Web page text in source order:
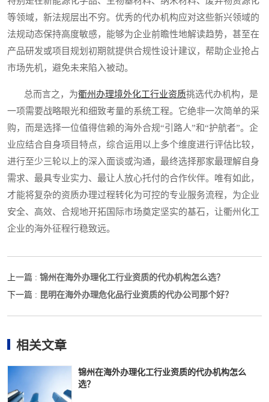
等领域，新法规层出不穷。优秀的代办机构应对这些新兴领域的
法规动态保持高度敏感，能够为企业前瞻性地解读趋势，甚至在
产品研发或项目规划初期就提供合规性设计建议，帮助企业抢占
市场先机，避免未来陷入被动。
总而言之，为衢州办理境外化工行业资质挑选代办机构，是
一项需要战略眼光和细致考量的系统工程。它绝非一次简单的采
购，而是选择一位值得信赖的海外合规“引路人”和“护航者”。企
业应结合自身项目特点，综合运用以上多个维度进行评估比较，
进行至少三轮以上的深入面谈或沟通，最终选择那家最理解自身
需求、最具专业实力、最让人放心托付的合作伙伴。唯有如此，
才能将复杂的资质办理过程转化为可控的专业服务流程，为企业
安全、高效、合规地开拓国际市场奠定坚实的基石，让衢州化工
企业的海外征程行稳致远。
上一篇 : 锦州在海外办理化工行业资质的代办机构怎么选？
下一篇 : 昆明在海外办理危化品行业资质的代办公司那个好？
相关文章
锦州在海外办理化工行业资质的代办机构怎么
选？